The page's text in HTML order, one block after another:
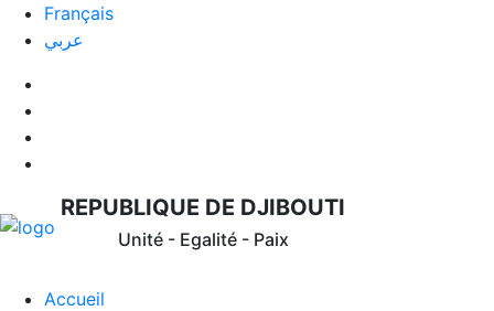
Français
عربي
REPUBLIQUE DE DJIBOUTI
Unité - Egalité - Paix
Accueil